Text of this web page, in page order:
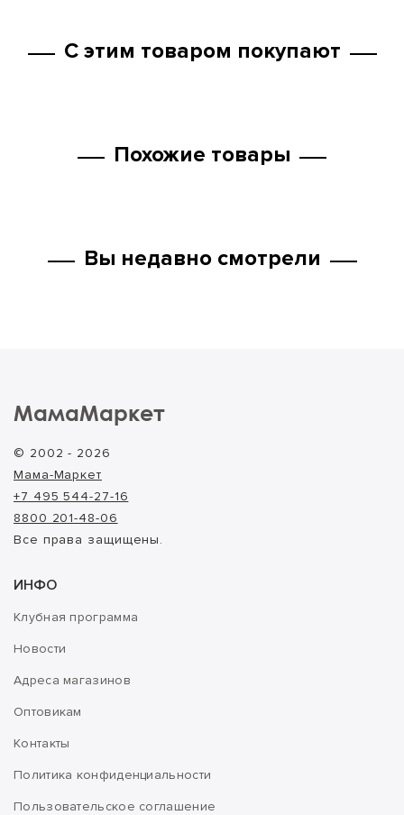
С этим товаром покупают
Похожие товары
Вы недавно смотрели
МамаМаркет
© 2002 - 2026
Мама-Маркет
+7 495 544-27-16
8800 201-48-06
Все права защищены.
ИНФО
Клубная программа
Новости
Адреса магазинов
Оптовикам
Контакты
Политика конфиденциальности
Пользовательское соглашение